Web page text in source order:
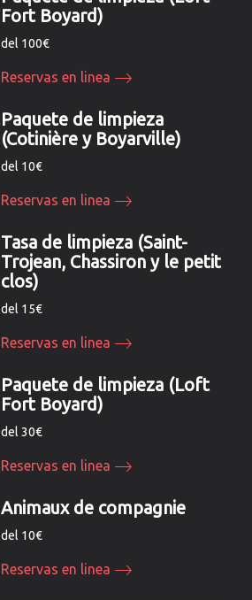
Fort Boyard)
del 100€
Reservas en linea
Paquete de limpieza
(Cotinière y Boyarville)
del 10€
Reservas en linea
Tasa de limpieza (Saint-
Trojean, Chassiron y le petit
clos)
del 15€
Reservas en linea
Paquete de limpieza (Loft
Fort Boyard)
del 30€
Reservas en linea
Animaux de compagnie
del 10€
Reservas en linea